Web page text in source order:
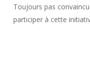
Toujours pas
participer à cette